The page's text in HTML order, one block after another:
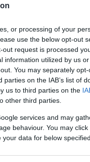
or processing of your
use the below opt-out
request is processed
information utilized by us
You may separately
on the IAB’s list of
us to third parties on the
other third parties.
services and may
behaviour. You may
data for below
A
meg
A
Dóra
Ada
Pure
Le